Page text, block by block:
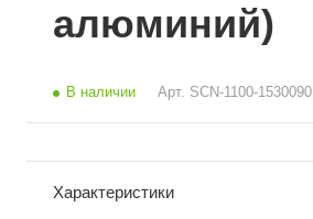
алюминий)
В наличии Арт. SCN-1100-1530090
Характеристики